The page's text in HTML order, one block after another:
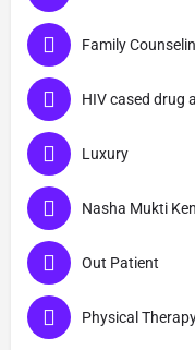
Family
Luxury
Nasha Mukti
Out Patient
Physical